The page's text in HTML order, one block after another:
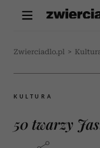
Zwierciadlo.pl >
KULTURA
50 twarzy